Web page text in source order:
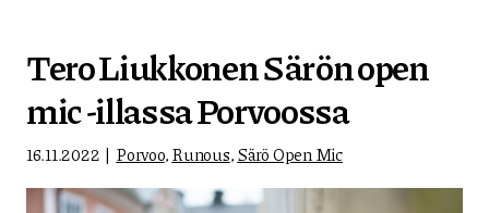
Tero Liukkonen Särön open
mic -illassa Porvoossa
16.11.2022 Porvoo,Runous,Särö Open Mic